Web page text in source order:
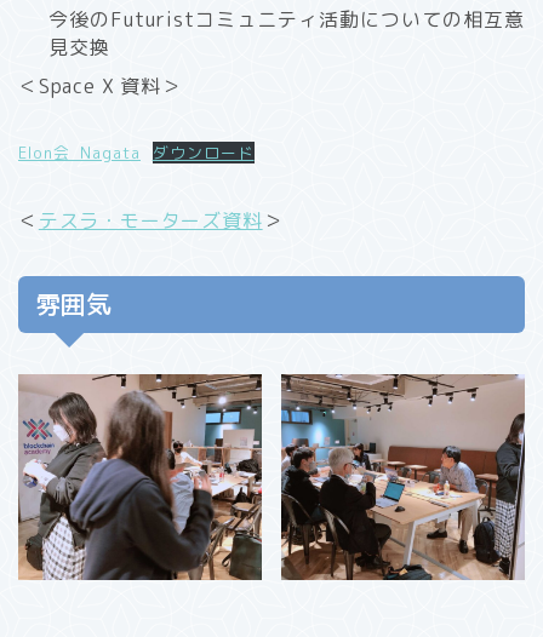
今後のFuturistコミュニティ活動についての相互意
見交換
＜Space X 資料＞
Elon会_Nagata ダウンロード
＜ テスラ・モーターズ資料 ＞
雰囲気